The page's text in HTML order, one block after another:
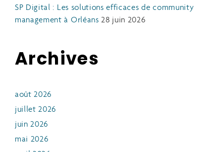
SP Digital : Les solutions efficaces de community
management à Orléans 28 juin 2026
Archives
août 2026
juillet 2026
juin 2026
mai 2026